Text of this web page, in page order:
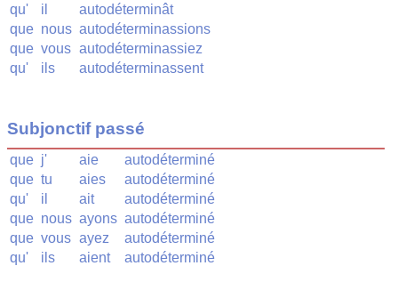
qu'
il
autodéterminât
que nous autodéterminassions
que vous autodéterminassiez
qu'
ils autodéterminassent
Subjonctif passé
que j' aie
autodéterminé
que tu aies
autodéterminé
qu'
il ait
autodéterminé
que nous ayons autodéterminé
que vous ayez
autodéterminé
qu'
ils aient autodéterminé